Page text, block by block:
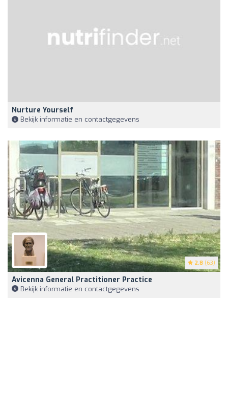
Nurture Yourself
Bekijk informatie en contactgegevens
2.8 (63)
Avicenna General Practitioner Practice
Bekijk informatie en contactgegevens